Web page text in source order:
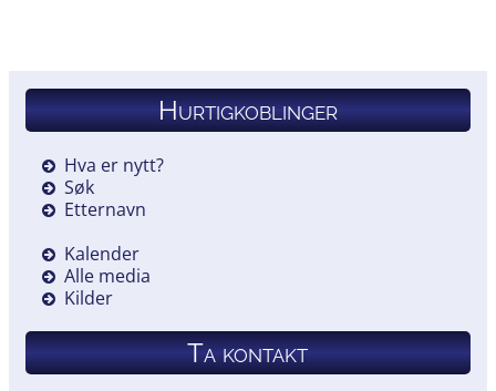
Hurtigkoblinger
Hva er nytt?
Søk
Etternavn
Kalender
Alle media
Kilder
Ta kontakt